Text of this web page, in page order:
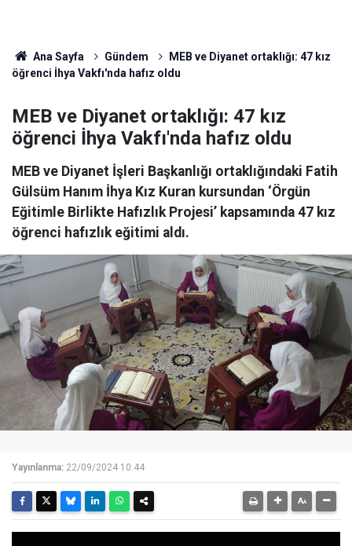
Ana Sayfa Gündem
MEB ve Diyanet ortaklığı: 47 kız
öğrenci İhya Vakfı'nda hafız oldu
MEB ve Diyanet ortaklığı: 47 kız
öğrenci İhya Vakfı'nda hafız oldu
MEB ve Diyanet İşleri Başkanlığı ortaklığındaki Fatih
Gülsüm Hanım İhya Kız Kuran kursundan ‘Örgün
Eğitimle Birlikte Hafızlık Projesi’ kapsamında 47 kız
öğrenci hafızlık eğitimi aldı.
Yayınlanma: 22/09/2024 10:44